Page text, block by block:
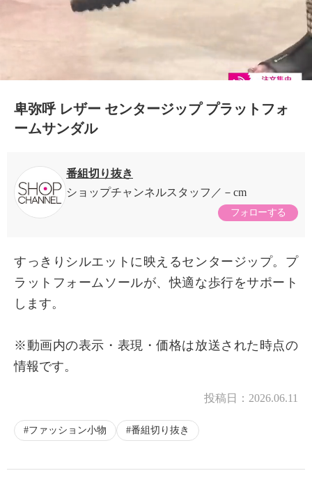
×
卑弥呼 レザー センタージップ プラットフォ
ームサンダル
番組切り抜き
ショップチャンネルスタッフ
－cm
フォローする
すっきりシルエットに映えるセンタージップ。プ
ラットフォームソールが、快適な歩行をサポート
します。
※動画内の表示・表現・価格は放送された時点の
情報です。
投稿日： 2026.06.11
ファッション小物 番組切り抜き